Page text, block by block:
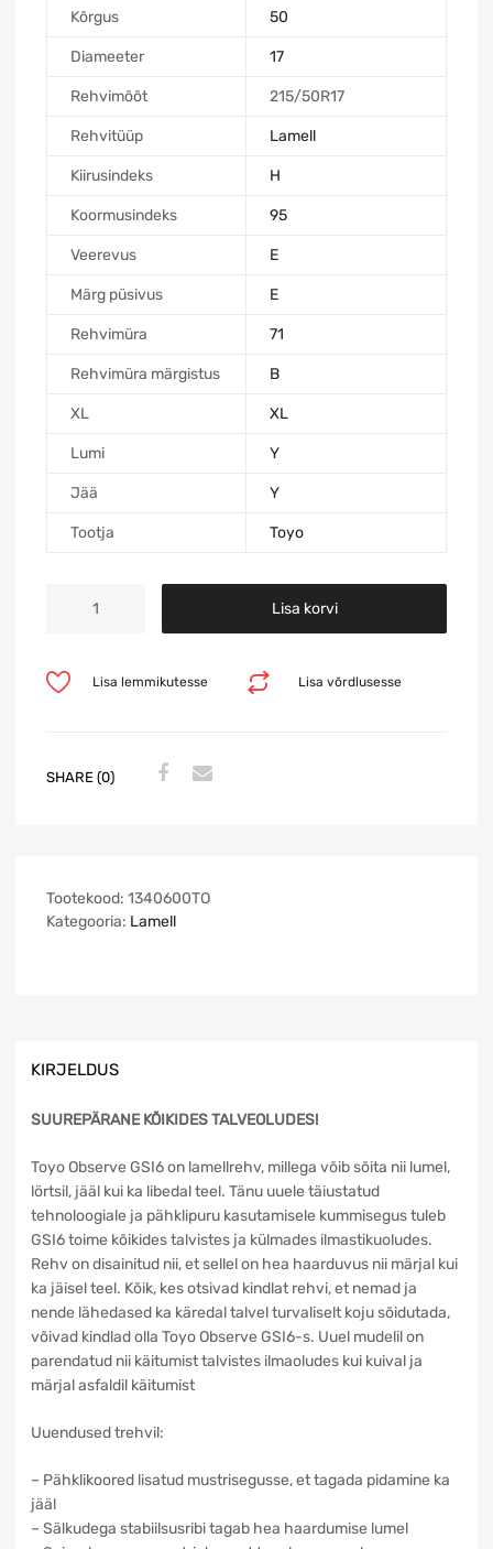
Kõrgus 50
Diameeter 17
Rehvimõõt 215/50R17
Rehvitüüp Lamell
Kiirusindeks H
Koormusindeks 95
Veerevus E
Märg püsivus E
Rehvimüra 71
Rehvimüra märgistus B
XL XL
Lumi Y
Jää Y
Tootja Toyo
Lisa korvi
Lisa võrdlusesse
Lisa lemmikutesse
SHARE (0)
Tootekood: 1340600TO
Kategooria: Lamell
KIRJELDUS
SUUREPÄRANE KÕIKIDES TALVEOLUDES!
Toyo Observe GSI6 on lamellrehv, millega võib sõita nii lumel,
lörtsil, jääl kui ka libedal teel. Tänu uuele täiustatud
tehnoloogiale ja pähklipuru kasutamisele kummisegus tuleb
GSI6 toime kõikides talvistes ja külmades ilmastikuoludes.
Rehv on disainitud nii, et sellel on hea haarduvus nii märjal kui
ka jäisel teel. Kõik, kes otsivad kindlat rehvi, et nemad ja
nende lähedased ka käredal talvel turvaliselt koju sõidutada,
võivad kindlad olla Toyo Observe GSI6-s. Uuel mudelil on
parendatud nii käitumist talvistes ilmaoludes kui kuival ja
märjal asfaldil käitumist
Uuendused trehvil:
– Pähklikoored lisatud mustrisegusse, et tagada pidamine ka
jääl
– Sälkudega stabiilsusribi tagab hea haardumise lumel